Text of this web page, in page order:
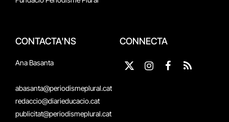
CONTACTA'NS
Ana Basanta
abasanta@periodismeplural.cat
redaccio@diarieducacio.cat
publicitat@periodismeplural.cat
CONNECTA
X
InstagramFacebook
RSS